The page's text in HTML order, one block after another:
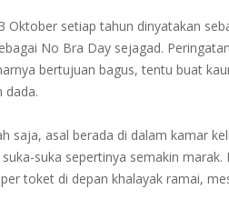
Oktober setiap tahun dinyatakan
No Bra Day sejagad.
bertujuan bagus, tentu buat
dada.
saja, asal berada di dalam kamar
suka sepertinya semakin
toket di depan khalayak ramai,